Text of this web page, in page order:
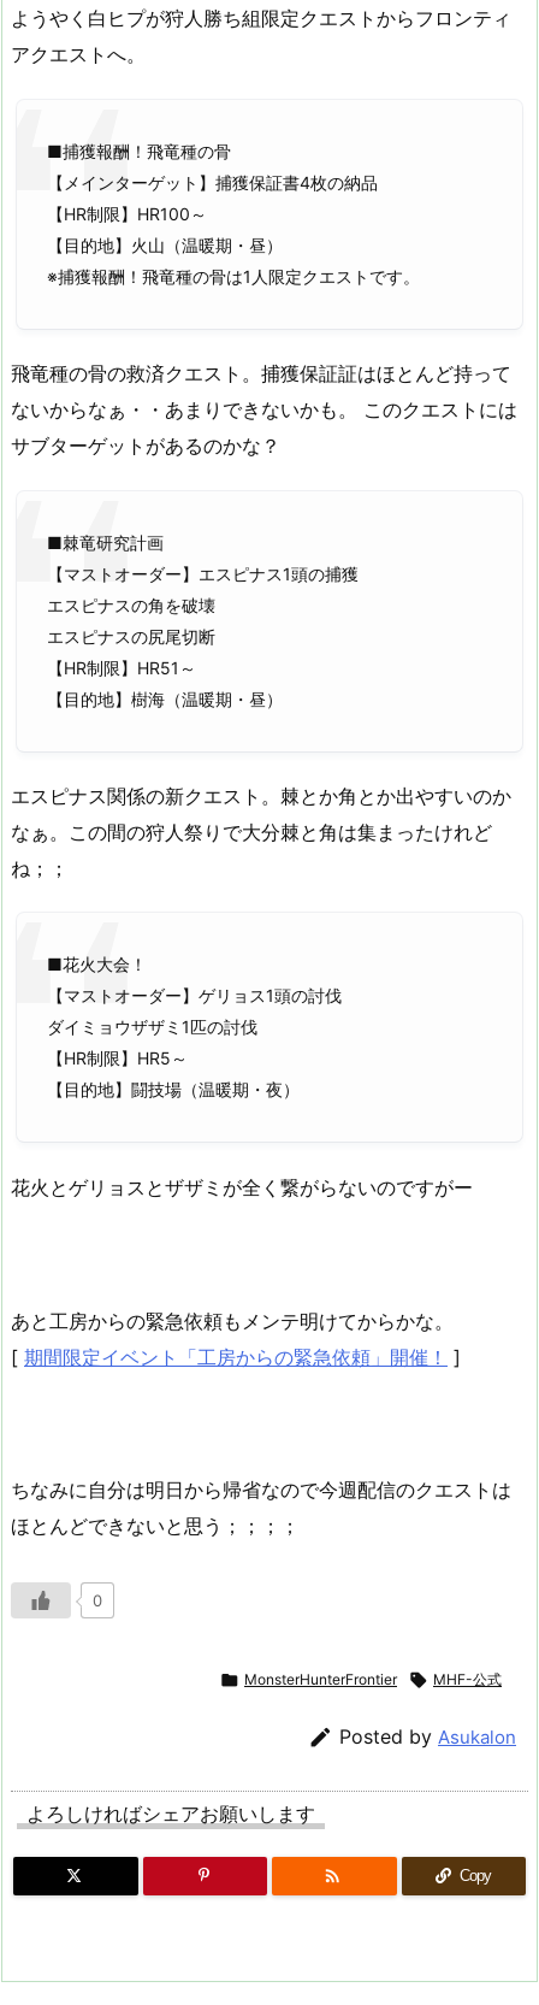
ようやく白ヒプが狩人勝ち組限定クエストからフロンティ
アクエストへ。
■捕獲報酬！飛竜種の骨
【メインターゲット】捕獲保証書4枚の納品
【HR制限】HR100～
【目的地】火山（温暖期・昼）
※捕獲報酬！飛竜種の骨は1人限定クエストです。
飛竜種の骨の救済クエスト。捕獲保証証はほとんど持って
ないからなぁ・・あまりできないかも。 このクエストには
サブターゲットがあるのかな？
■棘竜研究計画
【マストオーダー】エスピナス1頭の捕獲
エスピナスの角を破壊
エスピナスの尻尾切断
【HR制限】HR51～
【目的地】樹海（温暖期・昼）
エスピナス関係の新クエスト。棘とか角とか出やすいのか
なぁ。この間の狩人祭りで大分棘と角は集まったけれど
ね；；
■花火大会！
【マストオーダー】ゲリョス1頭の討伐
ダイミョウザザミ1匹の討伐
【HR制限】HR5～
【目的地】闘技場（温暖期・夜）
花火とゲリョスとザザミが全く繋がらないのですがー
あと工房からの緊急依頼もメンテ明けてからかな。
[ 期間限定イベント「工房からの緊急依頼」開催！ ]
ちなみに自分は明日から帰省なので今週配信のクエストは
ほとんどできないと思う；；；；
0
 MonsterHunterFrontier  MHF-公式
 Posted by Asukalon
よろしければシェアお願いします
 Copy